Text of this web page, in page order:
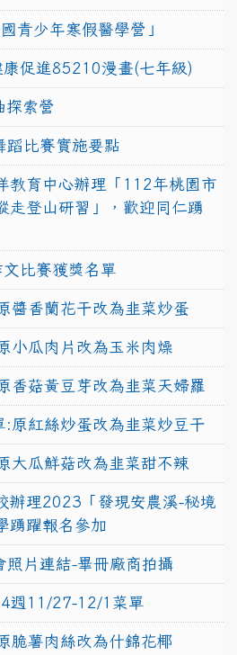
青少年寒假醫學營」
促進85210漫畫(七年級)
探索營
蹈比賽實施要點
教育中心辦理「112年桃園市
走登山研習」，歡迎同仁踴
比賽獲獎名單
醬香蘭花干改為韭菜炒蛋
小瓜肉片改為玉米肉燥
香菇黃豆芽改為韭菜天婦羅
原紅絲炒蛋改為韭菜炒豆干
大瓜鮮菇改為韭菜甜不辣
辦理2023「發現安農溪-秘境
踴躍報名參加
片連結-畢冊廠商拍攝
週11/27-12/1菜單
脆薯肉絲改為什錦花椰